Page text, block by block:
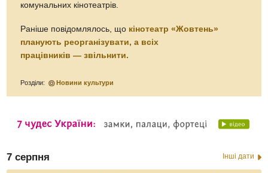
комунальних кінотеатрів.
Раніше повідомлялось, що кінотеатр «Жовтень»
планують реорганізувати, а всіх
працівників — звільнити.
Розділи: Новини культури
7 серпня Інші дати